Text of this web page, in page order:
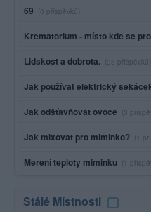
69 (0 příspěvků)
Krematorium - místo kde se
Lidskost a dobrota. (35 příspěvků)
Jak používat elektrický
Jak odšťavňovat ovoce (3
Jak mixovat pro miminko? (1
Merení teploty miminku (1
Stálé Místnosti